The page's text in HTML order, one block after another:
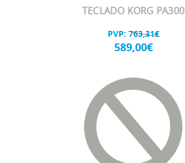
TECLADO KORG PA300
PVP: 763,31€
589,00€